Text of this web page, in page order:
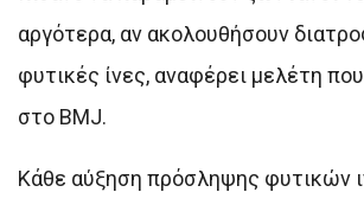
αργότερα, αν ακολουθήσουν
φυτικές ίνες, αναφέρει μελέτη
στο BMJ.
Κάθε αύξηση πρόσληψης φυτικών